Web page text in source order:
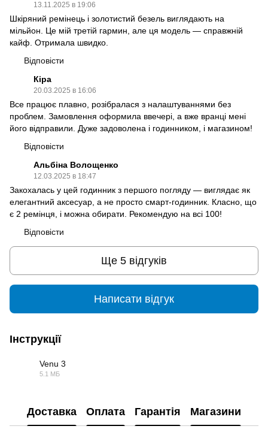
13.11.2025 в 19:06
Шкіряний ремінець і золотистий безель виглядають на
мільйон. Це мій третій гармин, але ця модель — справжній
кайф. Отримала швидко.
Відповісти
Кіра
20.03.2025 в 16:06
Все працює плавно, розібралася з налаштуваннями без
проблем. Замовлення оформила ввечері, а вже вранці мені
його відправили. Дуже задоволена і годинником, і магазином!
Відповісти
Альбіна Волощенко
12.03.2025 в 18:47
Закохалась у цей годинник з першого погляду — виглядає як
елегантний аксесуар, а не просто смарт-годинник. Класно, що
є 2 ремінця, і можна обирати. Рекомендую на всі 100!
Відповісти
Ще 5 відгуків
Написати відгук
Інструкції
Venu 3
5.1 МБ
Доставка Оплата Гарантія Магазини